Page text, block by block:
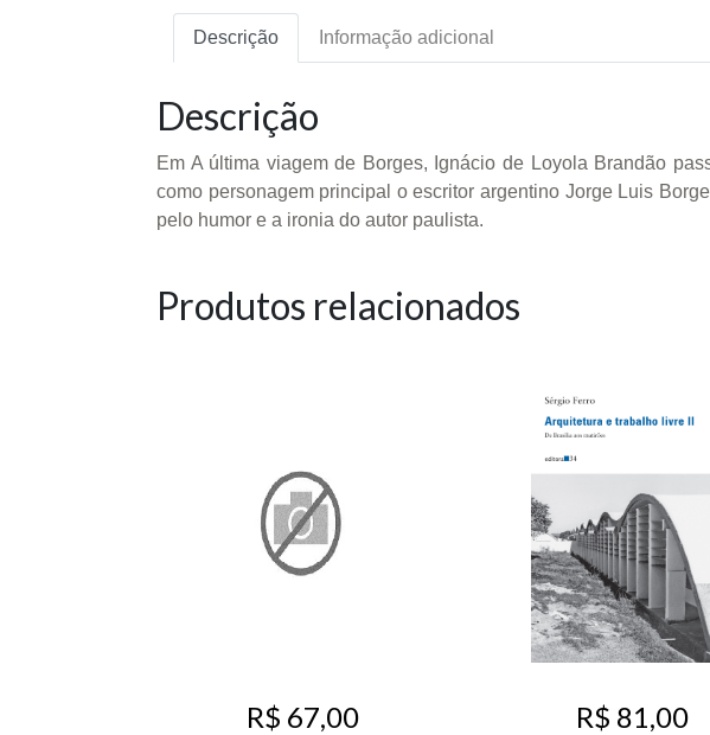
Descrição Informação adicional
Descrição
Em A última viagem de Borges, Ignácio de Loyola Brandão
como personagem principal o escritor argentino Jorge Luis
pelo humor e a ironia do autor paulista.
Produtos relacionados
R$ 67,00 R$ 81,00